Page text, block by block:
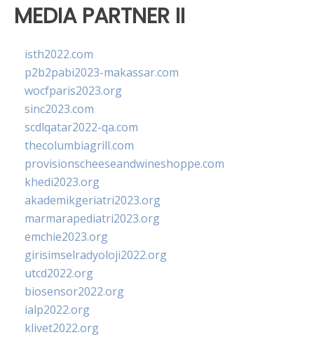
MEDIA PARTNER II
isth2022.com
p2b2pabi2023-makassar.com
wocfparis2023.org
sinc2023.com
scdlqatar2022-qa.com
thecolumbiagrill.com
provisionscheeseandwineshoppe.com
khedi2023.org
akademikgeriatri2023.org
marmarapediatri2023.org
emchie2023.org
girisimselradyoloji2022.org
utcd2022.org
biosensor2022.org
ialp2022.org
klivet2022.org